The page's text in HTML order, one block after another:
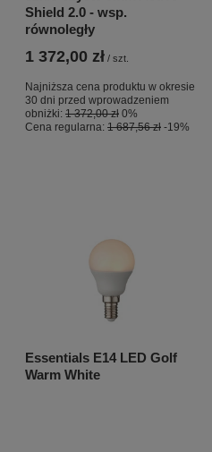
Shield 2.0 - wsp.
równoległy
1 372,00 zł / szt.
Najniższa cena produktu w okresie
30 dni przed wprowadzeniem
obniżki: 1 372,00 zł 0%
Cena regularna: 1 687,56 zł -19%
Essentials E14 LED Golf
Warm White